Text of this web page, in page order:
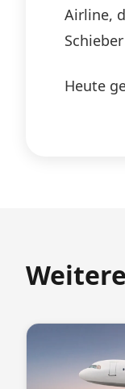
Airline,
Heute